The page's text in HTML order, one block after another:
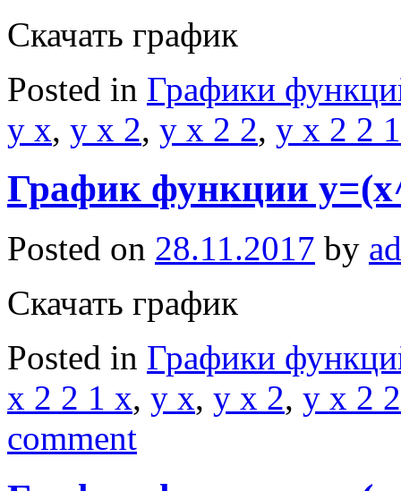
Скачать график
Posted in Графики
y x, y x 2, y x 2 2, y x 2 2 1
График функции
Posted on 28.11.2017 by
Скачать график
Posted in Графики
x 2 2 1 x, y x, y x 2, y x 2 2
comment